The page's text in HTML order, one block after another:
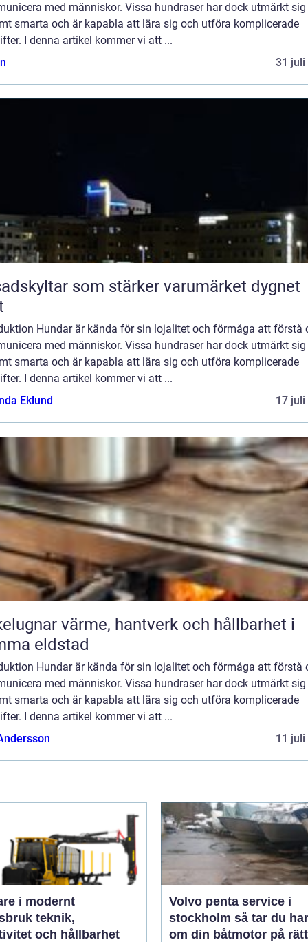
med människor. Vissa hundraser har dock utmärkt
smarta och är kapabla att lära sig och utföra komplicerade
I denna artikel kommer vi att ...
31 juli
som stärker varumärket dygnet
Hundar är kända för sin lojalitet och förmåga att förstå
med människor. Vissa hundraser har dock utmärkt
smarta och är kapabla att lära sig och utföra komplicerade
I denna artikel kommer vi att ...
Eklund
17 juli
hantverk och hållbarhet i
eldstad
Hundar är kända för sin lojalitet och förmåga att förstå
med människor. Vissa hundraser har dock utmärkt
smarta och är kapabla att lära sig och utföra komplicerade
I denna artikel kommer vi att ...
11 juli
i modernt
teknik,
och hållbarhet
Volvo penta service i
stockholm så tar du hand
om din båtmotor på